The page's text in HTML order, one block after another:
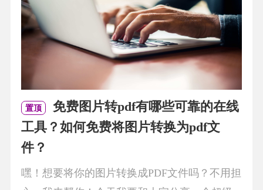
置顶
免费图片转pdf有哪些可靠的在线
工具？如何免费将图片转换为pdf文
件？
嘿！想要将你的图片转换成PDF文件吗？不用担